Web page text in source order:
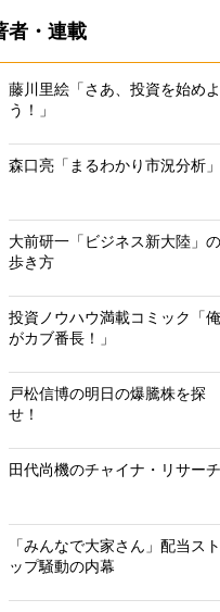
者・連載
藤川里絵「さあ、投資を始めよ
う！」
森口亮「まるわかり市況分析」
大前研一「ビジネス新大陸」の
歩き方
投資ノウハウ満載コミック「俺
がカブ番長！」
戸松信博の明日の爆騰株を探
せ！
田代尚機のチャイナ・リサーチ
「みんなで大家さん」配当スト
ップ騒動の内幕